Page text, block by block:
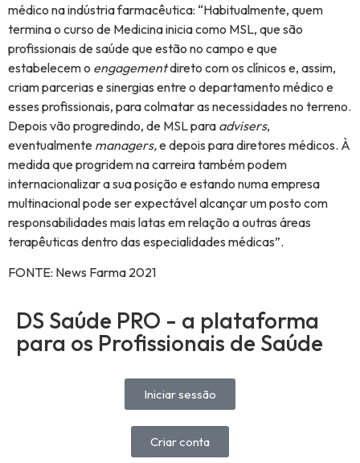
médico na indústria farmacêutica: “Habitualmente, quem
termina o curso de Medicina inicia como MSL, que são
profissionais de saúde que estão no campo e que
estabelecem o engagementdireto com os clínicos e, assim,
criam parcerias e sinergias entre o departamento médico e
esses profissionais, para colmatar as necessidades no terreno.
Depois vão progredindo, de MSL para advisers,
eventualmente managers,e depois para diretores médicos. À
medida que progridem na carreira também podem
internacionalizar a sua posição e estando numa empresa
multinacional pode ser expectável alcançar um posto com
responsabilidades mais latas em relação a outras áreas
terapêuticas dentro das especialidades médicas”.
FONTE: News Farma 2021
DS Saúde PRO - a plataforma
para os Profissionais de Saúde
Iniciar sessão
Criar conta